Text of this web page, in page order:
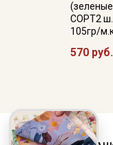
СОРТ2
105гр/
570 руб.